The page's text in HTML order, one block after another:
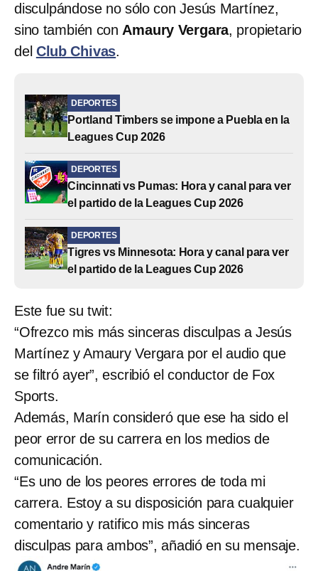
disculpándose no sólo con Jesús Martínez,
sino también conAmaury Vergara, propietario
del Club Chivas.
DEPORTES
Portland Timbers se impone a Puebla en la
Leagues Cup 2026
DEPORTES
Cincinnati vs Pumas: Hora y canal para ver
el partido de la Leagues Cup 2026
DEPORTES
Tigres vs Minnesota: Hora y canal para ver
el partido de la Leagues Cup 2026
Este fue su twit:
“Ofrezco mis más sinceras disculpas a Jesús
Martínez y Amaury Vergara por el audio que
se filtró ayer”, escribió el conductor de Fox
Sports.
Además, Marín consideró que ese ha sido el
peor error de su carrera en los medios de
comunicación.
“Es uno de los peores errores de toda mi
carrera. Estoy a su disposición para cualquier
comentario y ratifico mis más sinceras
disculpas para ambos”, añadió en su mensaje.